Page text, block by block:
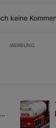
keine
WERBUNG
meisten
verwirft Pläne
Ein